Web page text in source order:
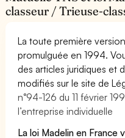
classeur / Trieuse-
La toute première
promulguée en 1994.
des articles juridiques et
modifiés sur le site de
n°94-126 du 11 février
l’entreprise individuelle
La loi Madelin en France